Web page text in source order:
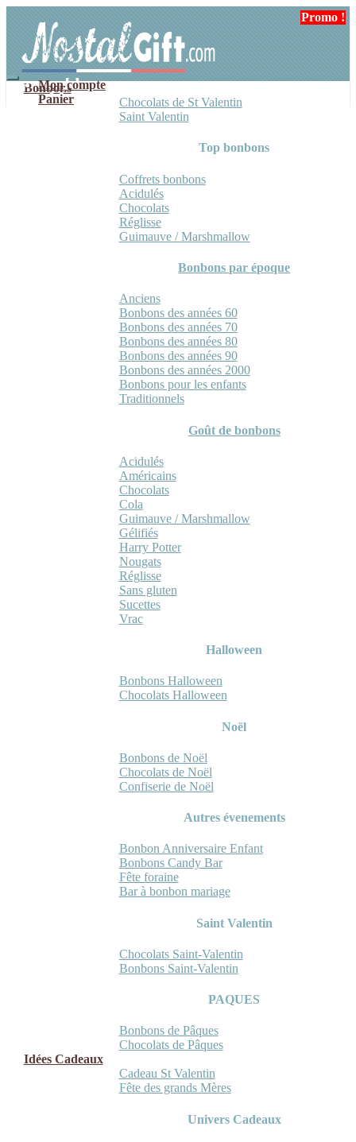
navigation
contenu
Mon compte
Panier
Bonbons
Chocolats de St Valentin
Saint Valentin
Top bonbons
Coffrets bonbons
Acidulés
Chocolats
Réglisse
Guimauve / Marshmallow
Bonbons par époque
Anciens
Bonbons des années 60
Bonbons des années 70
Bonbons des années 80
Bonbons des années 90
Bonbons des années 2000
Bonbons pour les enfants
Traditionnels
Goût de bonbons
Acidulés
Américains
Chocolats
Cola
Guimauve / Marshmallow
Gélifiés
Harry Potter
Nougats
Réglisse
Sans gluten
Sucettes
Vrac
Halloween
Bonbons Halloween
Chocolats Halloween
Noël
Bonbons de Noël
Chocolats de Noël
Confiserie de Noël
Autres évenements
Bonbon Anniversaire Enfant
Bonbons Candy Bar
Fête foraine
Bar à bonbon mariage
Saint Valentin
Chocolats Saint-Valentin
Bonbons Saint-Valentin
PAQUES
Bonbons de Pâques
Chocolats de Pâques
Idées Cadeaux
Cadeau St Valentin
Fête des grands Mères
Univers Cadeaux
Promo !
Promo !